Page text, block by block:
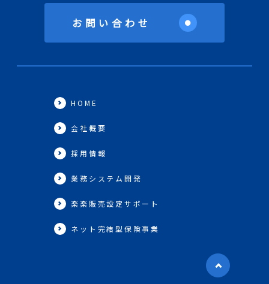
お問い合わせ ●
HOME
会社概要
採用情報
業務システム開発
楽楽販売設定サポート
ネット完結型保険事業